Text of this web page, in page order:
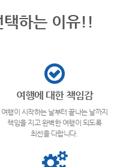
택하는 이유!!
여행에 대한 책임감
여행이 시작하는 날부터 끝나는 날까지
책임을 지고 완벽한 여행이 되도록
최선을 다합니다.